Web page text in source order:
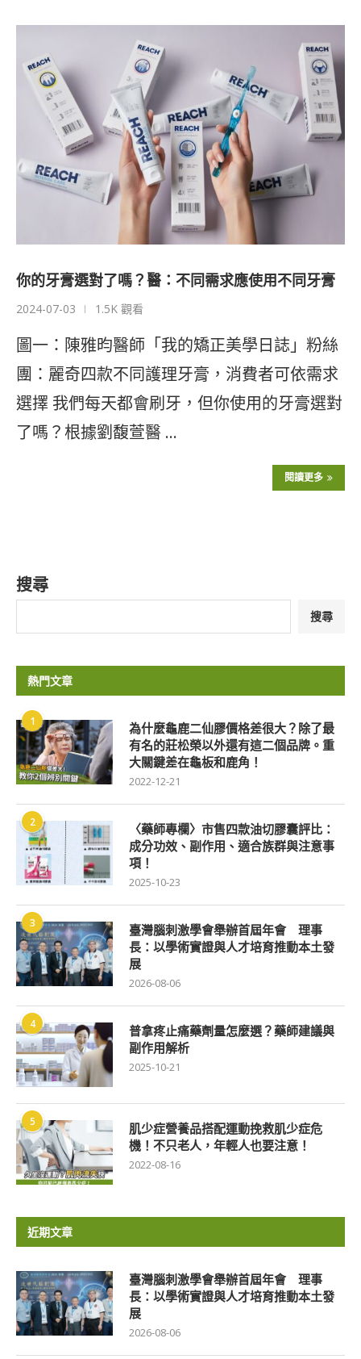
你的牙膏選對了嗎？醫：不同需求應使用不同牙膏
2024-07-03 1.5K 觀看
圖一：陳雅昀醫師「我的矯正美學日誌」粉絲
團：麗奇四款不同護理牙膏，消費者可依需求
選擇 我們每天都會刷牙，但你使用的牙膏選對
了嗎？根據劉馥萱醫 …
閱讀更多
搜尋
搜尋
熱門文章
1
為什麼龜鹿二仙膠價格差很大？除了最
有名的莊松榮以外還有這二個品牌。重
大關鍵差在龜板和鹿角！
2022-12-21
2
〈藥師專欄〉市售四款油切膠囊評比：
成分功效、副作用、適合族群與注意事
項！
2025-10-23
3
臺灣腦刺激學會舉辦首屆年會 理事
長：以學術實證與人才培育推動本土發
展
2026-08-06
4
普拿疼止痛藥劑量怎麼選？藥師建議與
副作用解析
2025-10-21
5
肌少症營養品搭配運動挽救肌少症危
機！不只老人，年輕人也要注意！
2022-08-16
近期文章
臺灣腦刺激學會舉辦首屆年會 理事
長：以學術實證與人才培育推動本土發
展
2026-08-06